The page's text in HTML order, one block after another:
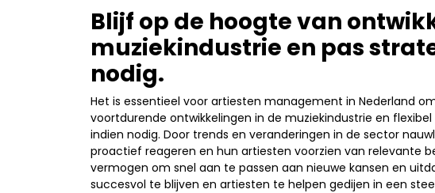
Blijf op de hoogte van
muziekindustrie en pas
nodig.
Het is essentieel voor artiesten management in Nederland
voortdurende ontwikkelingen in de muziekindustrie en
indien nodig. Door trends en veranderingen in de sector
proactief reageren en hun artiesten voorzien van relevante
vermogen om snel aan te passen aan nieuwe kansen en
succesvol te blijven en artiesten te helpen gedijen in een